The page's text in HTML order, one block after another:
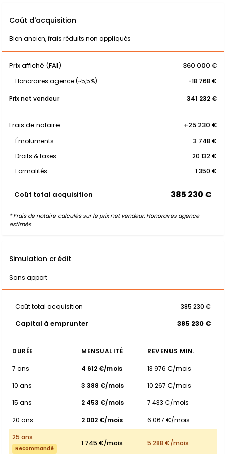
Coût d'acquisition
Bien ancien, frais réduits non appliqués
Prix affiché (FAI) 360 000 €
Honoraires agence (~5,5%)
-18 768 €
Prix net vendeur
341 232 €
Frais de notaire +25 230 €
Émoluments
3 748 €
Droits & taxes
20 132 €
Formalités
1 350 €
Coût total acquisition 385 230 €
* Frais de notaire calculés sur le prix net vendeur. Honoraires agence
estimés.
Simulation crédit
Sans apport
Coût total acquisition 385 230 €
Capital à emprunter 385 230 €
DURÉE MENSUALITÉ
REVENUS MIN.
7 ans
4 612 €/mois
13 976 €/mois
10 ans
3 388 €/mois
10 267 €/mois
15 ans
2 453 €/mois
7 433 €/mois
20 ans
2 002 €/mois
6 067 €/mois
25 ans
Recommandé
1 745 €/mois 5 288 €/mois